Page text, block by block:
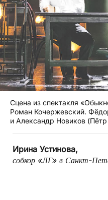
Сцена из спектакля
Роман Кочержевский.
и Александр Новиков
Ирина Устинова,
собкор «ЛГ» в Санкт-